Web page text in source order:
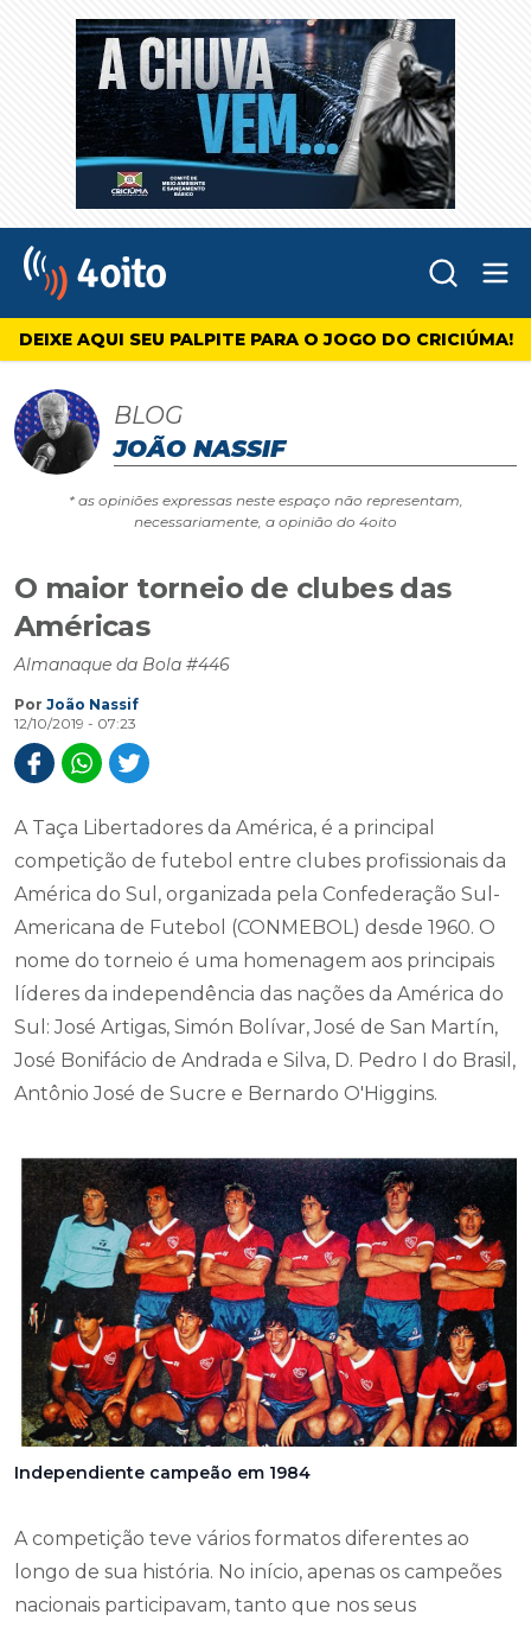
4oito
DEIXE AQUI SEU PALPITE PARA O JOGO DO CRICIÚMA!
BLOG
JOÃO NASSIF
* as opiniões expressas neste espaço não representam,
necessariamente, a opinião do 4oito
O maior torneio de clubes das
Américas
Almanaque da Bola #446
Por João Nassif
12/10/2019 - 07:23
A Taça Libertadores da América, é a principal
competição de futebol entre clubes profissionais da
América do Sul, organizada pela Confederação Sul-
Americana de Futebol (CONMEBOL) desde 1960. O
nome do torneio é uma homenagem aos principais
líderes da independência das nações da América do
Sul: José Artigas, Simón Bolívar, José de San Martín,
José Bonifácio de Andrada e Silva, D. Pedro I do Brasil,
Antônio José de Sucre e Bernardo O'Higgins.
Independiente campeão em 1984
A competição teve vários formatos diferentes ao
longo de sua história. No início, apenas os campeões
nacionais participavam, tanto que nos seus